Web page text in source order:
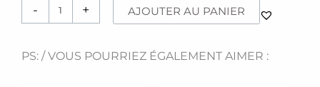
- + AJOUTER AU PANIER
PS: / VOUS POURRIEZ ÉGALEMENT AIMER :